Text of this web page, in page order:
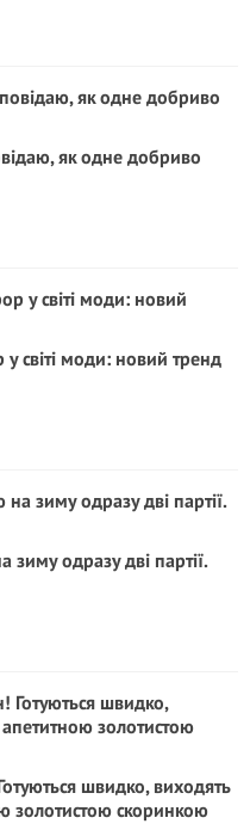
як одне добриво
світі моди: новий тренд
одразу дві партії.
швидко, виходять
золотистою скоринкою